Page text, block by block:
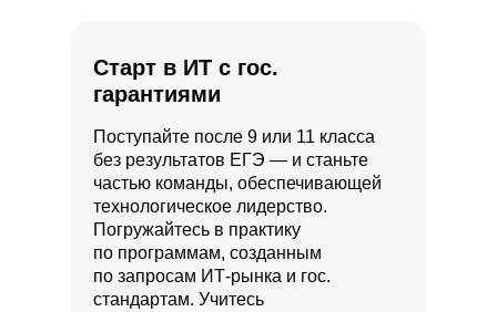
Старт в ИТ с гос.
гарантиями
Поступайте после 9 или 11 класса
без результатов ЕГЭ — и станьте
частью команды, обеспечивающей
технологическое лидерство.
Погружайтесь в практику
по программам, созданным
по запросам ИТ-рынка и гос.
стандартам. Учитесь